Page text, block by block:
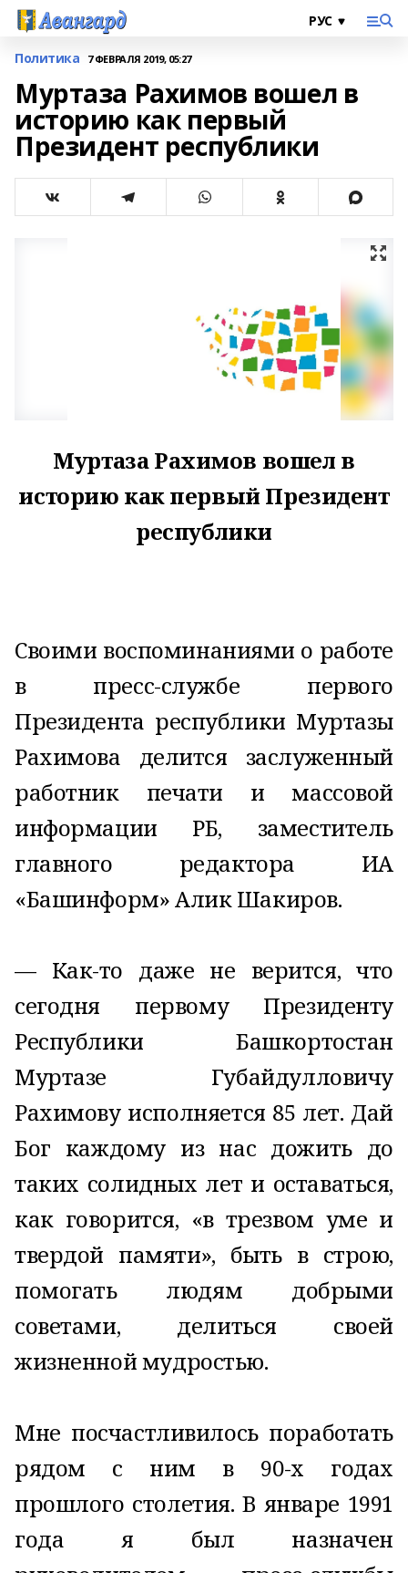
Политика 7 ФЕВРАЛЯ 2019, 05:27
Муртаза Рахимов вошел в
историю как первый
Президент республики
Муртаза Рахимов вошел в
историю как первый Президент
республики
Своими воспоминаниями о работе
в пресс-службе первого
Президента республики Муртазы
Рахимова делится заслуженный
работник печати и массовой
информации РБ, заместитель
главного редактора ИА
«Башинформ» Алик Шакиров.
— Как-то даже не верится, что
сегодня первому Президенту
Республики Башкортостан
Муртазе Губайдулловичу
Рахимову исполняется 85 лет. Дай
Бог каждому из нас дожить до
таких солидных лет и оставаться,
как говорится, «в трезвом уме и
твердой памяти», быть в строю,
помогать людям добрыми
советами, делиться своей
жизненной мудростью.
Мне посчастливилось поработать
рядом с ним в 90-х годах
прошлого столетия. В январе 1991
года я был назначен